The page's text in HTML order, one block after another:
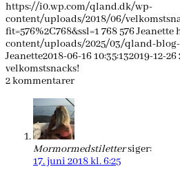
https://i0.wp.com/qland.dk/wp-
content/uploads/2018/06/
fit=576%2C768&ssl=1 768576Jeanette
content/uploads/2025/03/qland-
Jeanette2018-06-16 10:35:132019-12-26
velkomstsnacks!
2kommentarer
Mormormedstilettersiger:
17. juni 2018 kl. 6:25